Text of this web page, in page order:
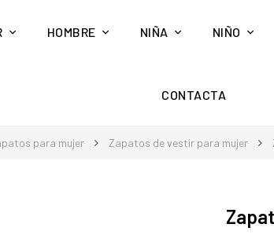
HOMBRE NIÑA NIÑO
CONTACTA
para mujer Zapatos de vestir para mujer